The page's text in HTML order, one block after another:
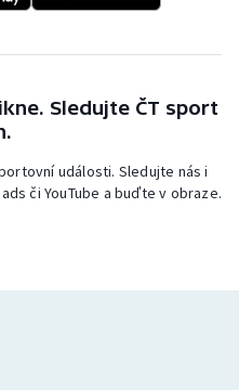
Sledujte ČT sport
události. Sledujte nás i
či YouTube a buďte v obraze.